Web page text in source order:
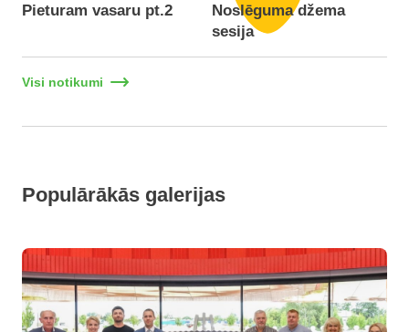
Pieturam vasaru pt.2
Noslēguma džema
sesija
Visi notikumi
Populārākās galerijas